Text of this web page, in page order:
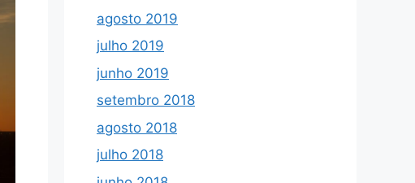
agosto 2019
julho 2019
junho 2019
setembro 2018
agosto 2018
julho 2018